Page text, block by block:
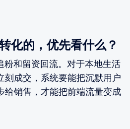
化的，优先看什么？
粉和留资回流。对于本地生活
刻成交，系统要能把沉默用户
给销售，才能把前端流量变成